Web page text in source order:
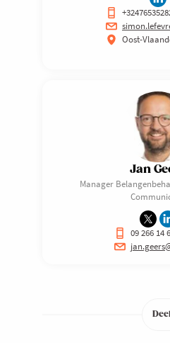
Oost-
Jan
Manager
09 266 14